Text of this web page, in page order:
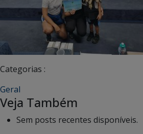
Categorias :
Geral
Veja Também
Sem posts recentes disponíveis.